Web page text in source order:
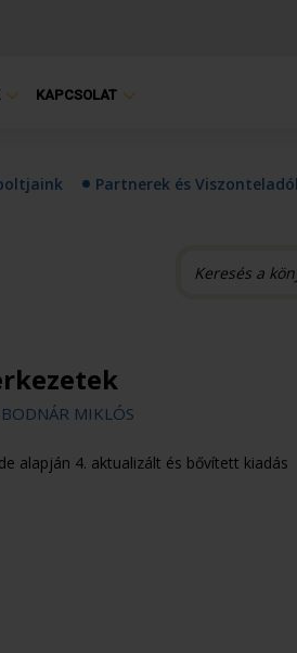
KAPCSOLAT
Partnerek és
MIKLÓS
alapján 4. aktualizált és bővített kiadás